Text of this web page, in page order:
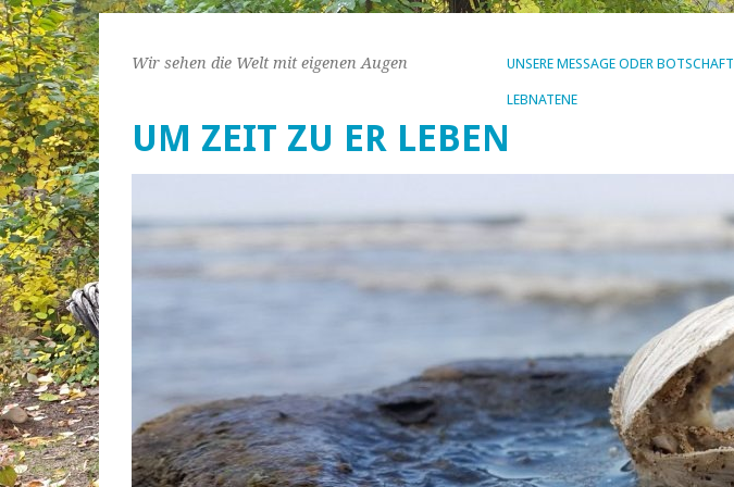
UNSERE MESSAGE ODER BOTSCHAFT
LEBNATENE
UM ZEIT ZU ER LEBEN
Wir sehen die Welt mit eigenen Augen